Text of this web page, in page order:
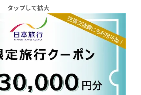
タップして拡大